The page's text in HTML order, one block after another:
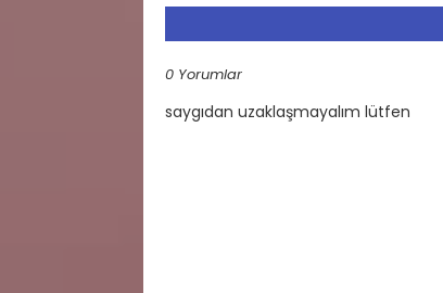
0 Yorumlar
saygıdan uzaklaşmayalım lütfen